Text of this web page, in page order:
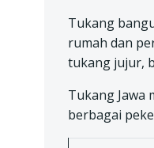
Tukang
rumah dan
tukang jujur,
Tukang
berbagai